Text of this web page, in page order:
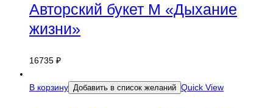
Авторский букет M «Дыхание
жизни»
16735 ₽
В корзину Добавить в список желаний Quick View